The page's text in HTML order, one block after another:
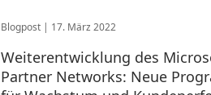
17. März 2022
Weiterentwicklung des
Partner Networks: Neue